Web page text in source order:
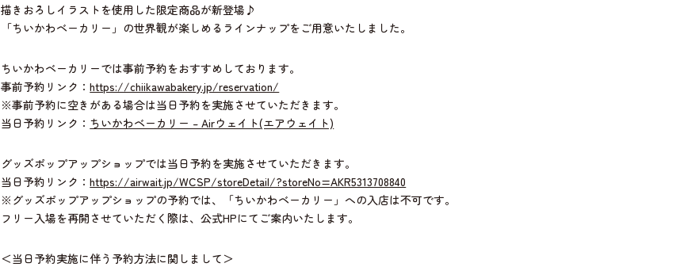
描きおろしイラストを使用した限定商品が新登場♪
「ちいかわベーカリー」の世界観が楽しめるラインナップをご用意いたしました。
ちいかわベーカリーでは事前予約をおすすめしております。
事前予約リンク：https://chiikawabakery.jp/reservation/
※事前予約に空きがある場合は当日予約を実施させていただきます。
当日予約リンク： ちいかわベーカリー – Airウェイト(エアウェイト)
グッズポップアップショップでは当日予約を実施させていただきます。
当日予約リンク：https://airwait.jp/WCSP/storeDetail/?storeNo=AKR5313708840
※グッズポップアップショップの予約では、「ちいかわベーカリー」への入店は不可です。
フリー入場を再開させていただく際は、公式HPにてご案内いたします。
＜当日予約実施に伴う予約方法に関しまして＞